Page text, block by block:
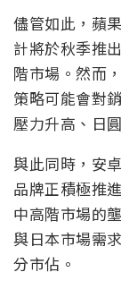
儘管如此，蘋
計將於秋季推
階市場。然而
策略可能會對
壓力升高、日
與此同時，安
品牌正積極推
中高階市場的
與日本市場需
分市佔。